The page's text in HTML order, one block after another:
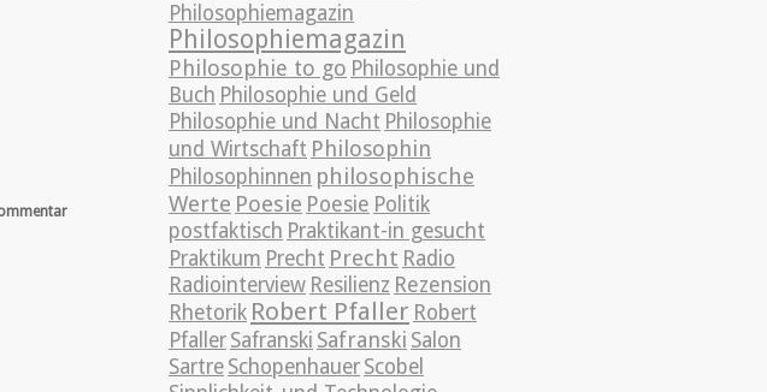
Philosophiemagazin
Philosophiemagazin
Philosophie to go Philosophie und
Buch Philosophie und Geld
Philosophie und Nacht Philosophie
und Wirtschaft Philosophin
Philosophinnen philosophische
Werte Poesie Poesie Politik
postfaktisch Praktikant-in gesucht
Praktikum Precht Precht Radio
Radiointerview Resilienz Rezension
Rhetorik Robert Pfaller Robert
Pfaller Safranski Safranski Salon
Sartre Schopenhauer Scobel